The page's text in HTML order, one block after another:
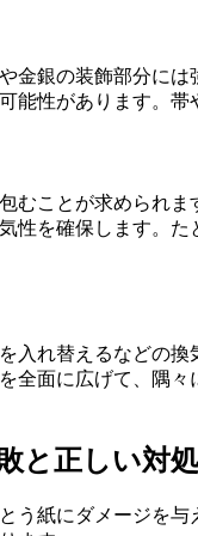
金銀の装飾部分に
能性があります。
むことが求められ
性を確保します。
入れ替えるなどの
全面に広げて、隅
と正しい対
う紙にダメージを